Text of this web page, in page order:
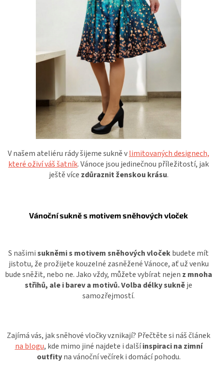
V našem ateliéru rády šijeme sukně vlimitovaných designech,
které oživí váš šatník. Vánoce jsou jedinečnou příležitostí, jak
ještě více zdůraznit ženskou krásu.
Vánoční sukně s motivem sněhových vloček
S našimisukněmi s motivem sněhových vločekbudete mít
jistotu, že prožijete kouzelné zasněžené Vánoce, ať už venku
bude sněžit, nebo ne. Jako vždy, můžete vybírat nejen z mnoha
střihů, ale i barev a motivů. Volba délky sukněje
samozřejmostí.
Zajímá vás, jak sněhové vločky vznikají? Přečtěte si náš článek
na blogu, kde mimo jiné najdete i dalšíinspiraci na zimní
outfityna vánoční večírek i domácí pohodu.